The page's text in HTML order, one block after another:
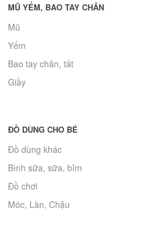
MŨ YẾM, BAO TAY CHÂN
Mũ
Yếm
Bao tay chân, tất
Giầy
ĐỒ DÙNG CHO BÉ
Đồ dùng khác
Bình sữa, sữa, bỉm
Đồ chơi
Móc, Làn, Chậu